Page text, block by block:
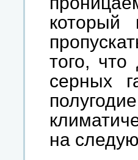
который
того, что
серных
на